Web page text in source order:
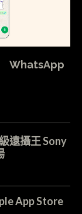
WhatsApp
遠攝王 Sony
App Store